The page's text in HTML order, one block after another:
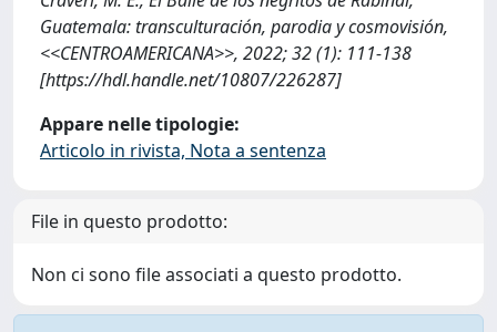
Guatemala: transculturación, parodia y cosmovisión,
<<CENTROAMERICANA>>, 2022; 32 (1): 111-138
[https://hdl.handle.net/10807/226287]
Appare nelle tipologie:
Articolo in rivista, Nota a sentenza
File in questo prodotto:
Non ci sono file associati a questo prodotto.